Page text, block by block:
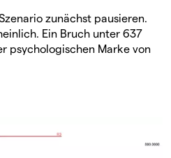
zunächst pausieren.
Ein Bruch unter 637
psychologischen Marke von